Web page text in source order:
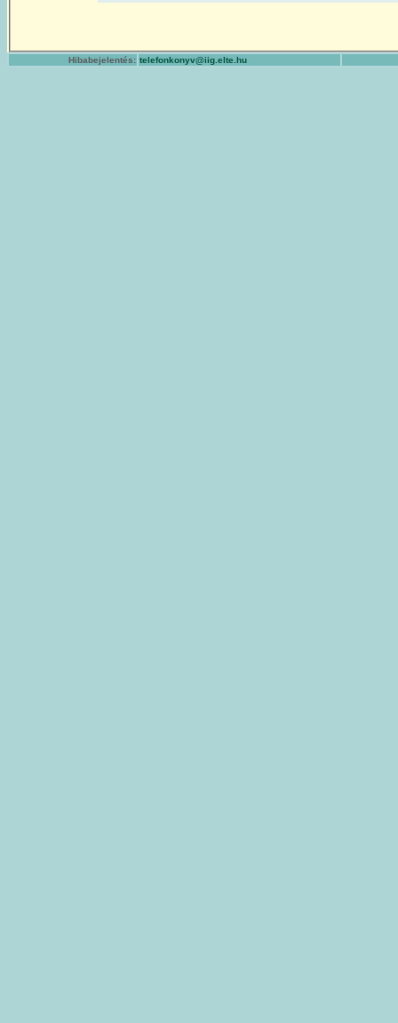
Hibabejelentés: telefonkonyv@iig.elte.hu